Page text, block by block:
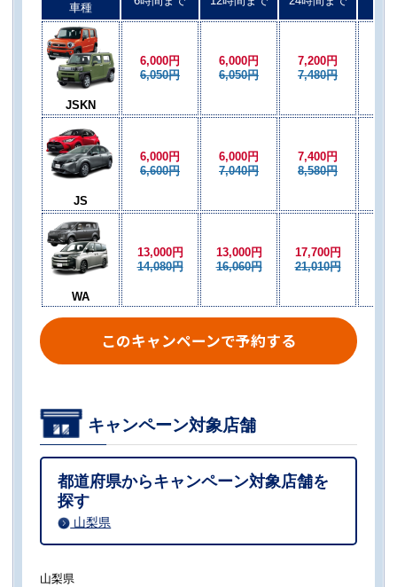
車種
JSKN
6,000円
6,050円
6,000円
6,050円
7,200円
7,480円
JS
6,000円
6,600円
6,000円
7,040円
7,400円
8,580円
WA
13,000円
14,080円
13,000円
16,060円
17,700円
21,010円
このキャンペーンで予約する
キャンペーン対象店舗
都道府県からキャンペーン対象店舗を
探す
山梨県
山梨県